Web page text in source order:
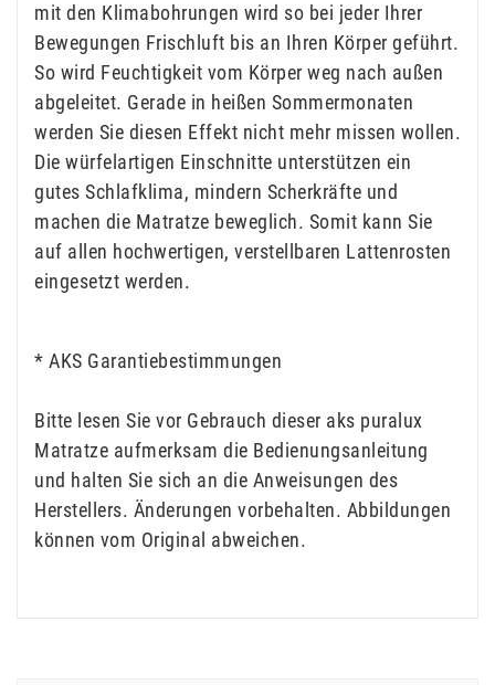
mit den Klimabohrungen wird so bei jeder Ihrer
Bewegungen Frischluft bis an Ihren Körper geführt.
So wird Feuchtigkeit vom Körper weg nach außen
abgeleitet. Gerade in heißen Sommermonaten
werden Sie diesen Effekt nicht mehr missen wollen.
Die würfelartigen Einschnitte unterstützen ein
gutes Schlafklima, mindern Scherkräfte und
machen die Matratze beweglich. Somit kann Sie
auf allen hochwertigen, verstellbaren Lattenrosten
eingesetzt werden.
* AKS Garantiebestimmungen
Bitte lesen Sie vor Gebrauch dieser aks puralux
Matratze aufmerksam die Bedienungsanleitung
und halten Sie sich an die Anweisungen des
Herstellers. Änderungen vorbehalten. Abbildungen
können vom Original abweichen.